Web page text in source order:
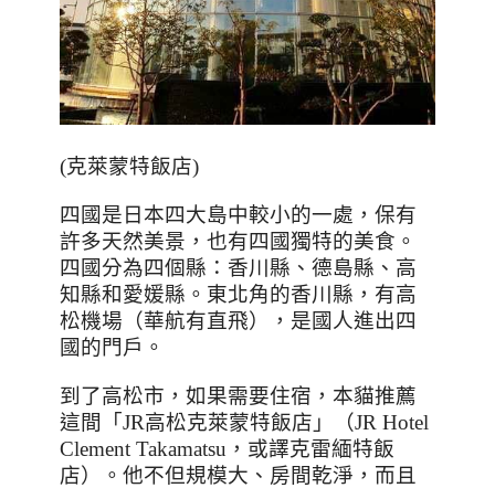
(克萊蒙特飯店)
四國是日本四大島中較小的一處，保有
許多天然美景，也有四國獨特的美食。
四國分為四個縣：香川縣、德島縣、高
知縣和愛媛縣。東北角的香川縣，有高
松機場（華航有直飛），是國人進出四
國的門戶。
到了高松市，如果需要住宿，本貓推薦
這間「JR高松克萊蒙特飯店」（JR Hotel
Clement Takamatsu ，或譯克雷緬特飯
店）。他不但規模大、房間乾淨，而且